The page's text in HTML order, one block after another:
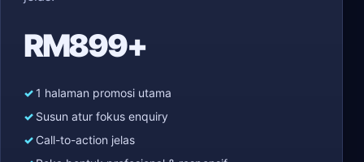
RM899+
1 halaman promosi utama
Susun atur fokus enquiry
Call-to-action jelas